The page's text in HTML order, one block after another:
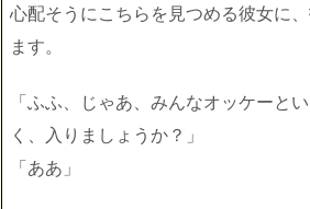
心配そうにこちらを見つめる彼女に
ます。
「ふふ、じゃあ、みんなオッケーと
く、入りましょうか？」
「ああ」